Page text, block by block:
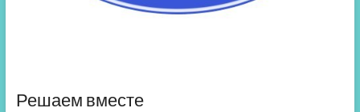
Решаем вместе